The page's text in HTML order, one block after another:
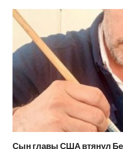
Сын главы США втянул